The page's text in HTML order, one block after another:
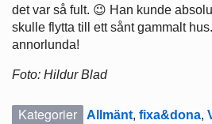
det var så fult. 😉 Han kunde
skulle flytta till ett sånt gammalt
annorlunda!
Foto: Hildur Blad
Kategorier Allmänt, fixa&dona,